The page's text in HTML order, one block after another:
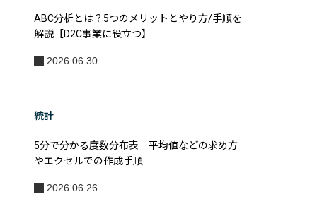
ABC分析とは？5つのメリットとやり方/手順を
解説【D2C事業に役立つ】
2026.06.30
統計
5分で分かる度数分布表｜平均値などの求め方
やエクセルでの作成手順
2026.06.26